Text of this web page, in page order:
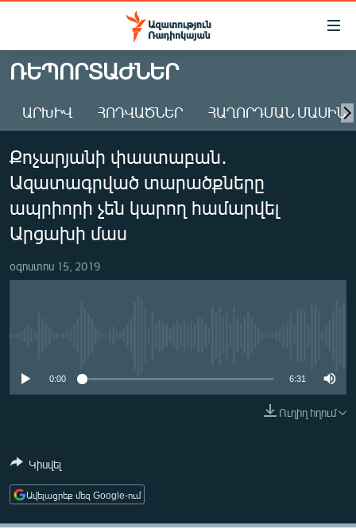
Մատչելիության
Անցնել
հիմնական
Անցնել
հիմնական
մենյուին
Որոնում
ԱԶԱՏՈՒԹՅՈՒՆ TV
ՀԱՅԱՍՏԱՆ
ԸՆՏՐՈՒԹՅՈՒՆՆԵՐ 2026
ԻՐԱՎՈՒՆՔ
ՀԱՍԱՐԱԿՈՒԹՅՈՒՆ
ՂԱՐԱԲԱՂ
ՄԻՋԱԶԳԱՅԻՆ
ՄՇԱԿՈՒՅԹ
ՄԵԿՆԱԲԱՆՈՒԹՅՈՒՆ
ՏՏ ԵՒ ԻՆՏԵՐՆԵՏ
ՌԵՊՈՐՏԱԺՆԵՐ
ԱՐԽԻՎ ՀՈԴՎԱԾՆԵՐ ՀԱՂՈՐԴՄԱՆ ՄԱՍԻՆ
Քոչարյանի փաստաբան․
Ազատագրված տարածքները
ապրիորի չեն կարող համարվել
Արցախի մաս
օգոստոս 15, 2019
0:00 6:31
Ուղիղ հղում
Կիսվել
Ավելացրեք մեզ Google-ում